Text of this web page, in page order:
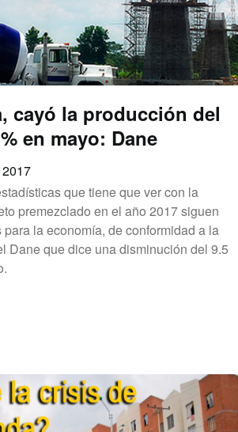
cayó la producción del
en mayo: Dane
que tiene que ver con la
premezclado en el año 2017 siguen
la economía, de conformidad a la
Dane que dice una disminución del 9.5